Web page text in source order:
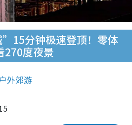
分钟极速登顶！零体
270度夜景
外郊游